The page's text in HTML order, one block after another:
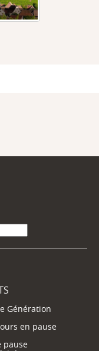
Génération
en pause
pause